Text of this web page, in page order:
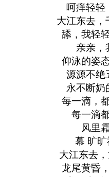
呵痒轻轻
大江东去，
舔，我轻
亲亲，
仰泳的姿
源源不绝
永不断奶
每一滴，
每一滴
风里
幕 旷
大江东去
龙尾黄昏